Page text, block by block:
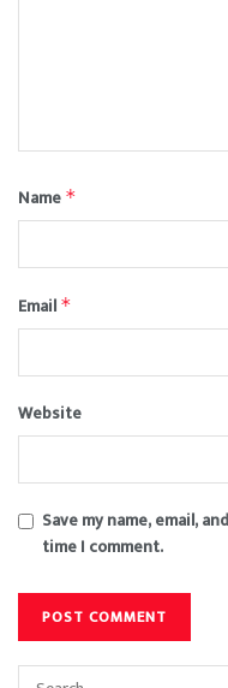
Name *
Email *
Website
Save my name, email,
time I comment.